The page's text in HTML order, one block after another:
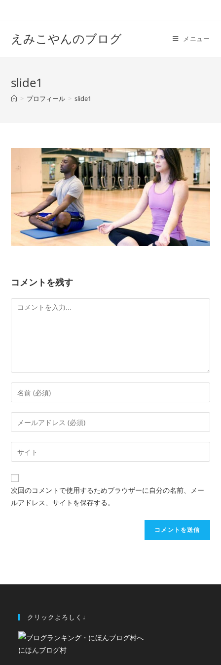
えみこやんのブログ メニュー
slide1
> プロフィール > slide1
コメントを残す
次回のコメントで使用するためブラウザーに自分の名前、メー
ルアドレス、サイトを保存する。
クリックよろしく↓
にほんブログ村